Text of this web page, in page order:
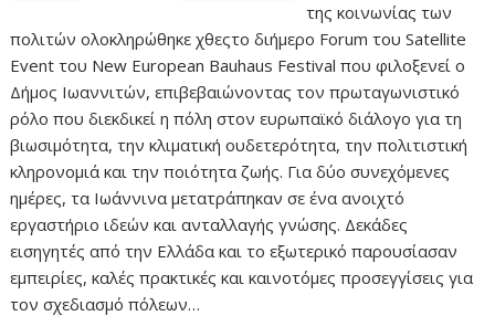
της κοινωνίας των
πολιτών ολοκληρώθηκε χθεςτο διήμερο Forum του Satellite
Event του New European Bauhaus Festival που φιλοξενεί ο
Δήμος Ιωαννιτών, επιβεβαιώνοντας τον πρωταγωνιστικό
ρόλο που διεκδικεί η πόλη στον ευρωπαϊκό διάλογο για τη
βιωσιμότητα, την κλιματική ουδετερότητα, την πολιτιστική
κληρονομιά και την ποιότητα ζωής. Για δύο συνεχόμενες
ημέρες, τα Ιωάννινα μετατράπηκαν σε ένα ανοιχτό
εργαστήριο ιδεών και ανταλλαγής γνώσης. Δεκάδες
εισηγητές από την Ελλάδα και το εξωτερικό παρουσίασαν
εμπειρίες, καλές πρακτικές και καινοτόμες προσεγγίσεις για
τον σχεδιασμό πόλεων…